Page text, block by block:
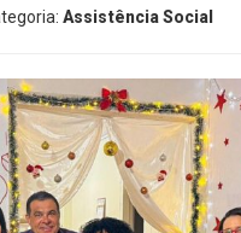
Assistência Social